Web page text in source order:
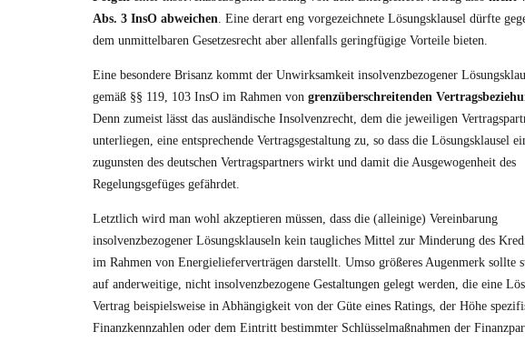
Abs. 3 InsO abweichen . Eine derart eng vorgezeichnete Lösungsklausel dürfte
dem unmittelbaren Gesetzesrecht aber allenfalls geringfügige Vorteile bieten.
Eine besondere Brisanz kommt der Unwirksamkeit insolvenzbezogener
gemäß §§ 119, 103 InsO im Rahmen von grenzüberschreitenden
Denn zumeist lässt das ausländische Insolvenzrecht, dem die jeweiligen
unterliegen, eine entsprechende Vertragsgestaltung zu, so dass die Lösungsklausel
zugunsten des deutschen Vertragspartners wirkt und damit die Ausgewogenheit des
Regelungsgefüges gefährdet.
Letztlich wird man wohl akzeptieren müssen, dass die (alleinige) Vereinbarung
insolvenzbezogener Lösungsklauseln kein taugliches Mittel zur Minderung des
im Rahmen von Energielieferverträgen darstellt. Umso größeres Augenmerk sollte
auf anderweitige, nicht insolvenzbezogene Gestaltungen gelegt werden, die eine
Vertrag beispielsweise in Abhängigkeit von der Güte eines Ratings, der Höhe
Finanzkennzahlen oder dem Eintritt bestimmter Schlüsselmaßnahmen der